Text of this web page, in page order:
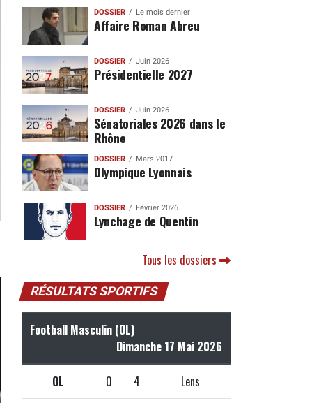
DOSSIER Le mois dernier
Affaire Roman Abreu
DOSSIER Juin 2026
Présidentielle 2027
DOSSIER Juin 2026
Sénatoriales 2026 dans le
Rhône
DOSSIER Mars 2017
Olympique Lyonnais
DOSSIER Février 2026
Lynchage de Quentin
Tous les dossiers
RÉSULTATS SPORTIFS
Football Masculin (OL)
Dimanche 17 Mai 2026
OL 0 4 Lens